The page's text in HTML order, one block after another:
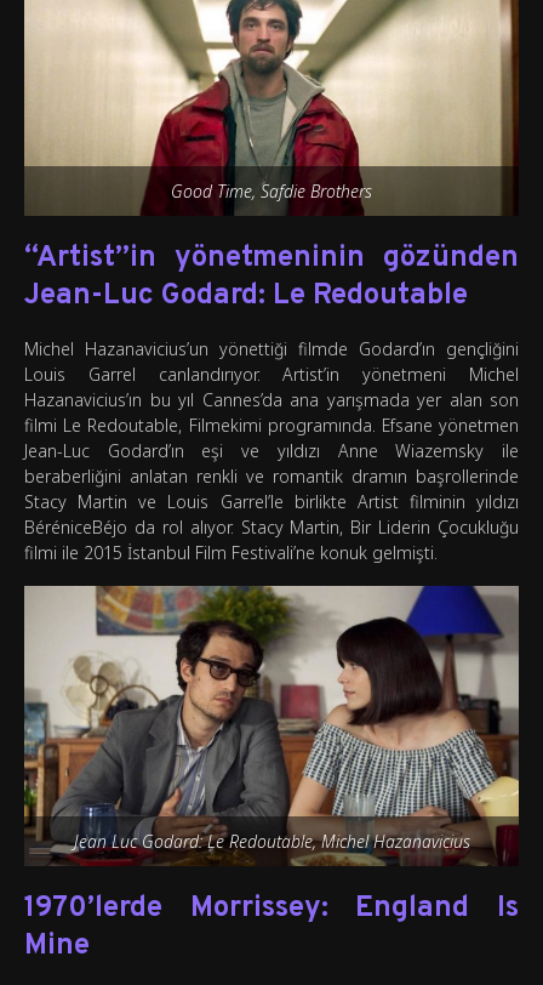
Good Time, Safdie Brothers
“Artist”in yönetmeninin gözünden
Jean-Luc Godard: Le Redoutable
Michel Hazanavicius’un yönettiği filmde Godard’ın gençliğini
Louis Garrel canlandırıyor. Artist’in yönetmeni Michel
Hazanavicius’ın bu yıl Cannes’da ana yarışmada yer alan son
filmi Le Redoutable, Filmekimi programında. Efsane yönetmen
Jean-Luc Godard’ın eşi ve yıldızı Anne Wiazemsky ile
beraberliğini anlatan renkli ve romantik dramın başrollerinde
Stacy Martin ve Louis Garrel’le birlikte Artist filminin yıldızı
BéréniceBéjo da rol alıyor. Stacy Martin, Bir Liderin Çocukluğu
filmi ile 2015 İstanbul Film Festivali’ne konuk gelmişti.
Jean Luc Godard: Le Redoutable, Michel Hazanavicius
1970’lerde Morrissey: England Is
Mine